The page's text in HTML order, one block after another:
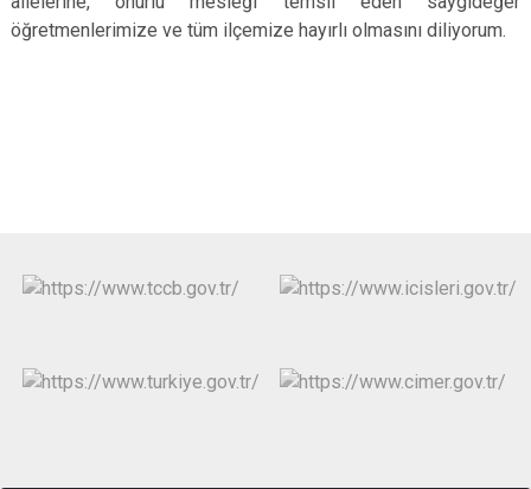
öğretmenlerimize ve tüm ilçemize hayırlı olmasını diliyorum.